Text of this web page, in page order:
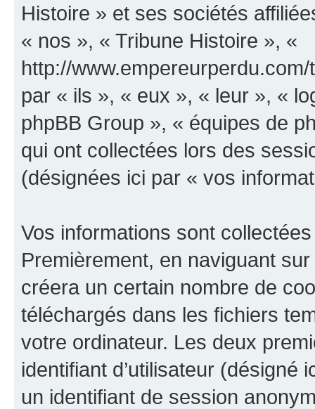
Histoire » et ses sociétés
« nos », « Tribune Histoire », «
http://
par « ils », « eux », « leur », «
phpBB Group », « équipes de
qui ont collectées lors des
(désignées ici par « vos
Vos informations sont
Premièrement, en naviguant
créera un certain nombre de
téléchargés dans les fichiers
votre ordinateur. Les deux
identifiant d’utilisateur (désigné
un identifiant de session